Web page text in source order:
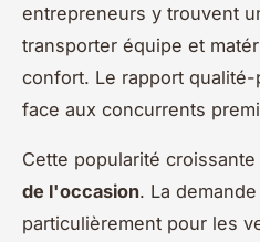
entrepreneurs y trouvent
transporter équipe et
confort. Le rapport
face aux concurrents
Cette popularité
de l'occasion. La
particulièrement pour les